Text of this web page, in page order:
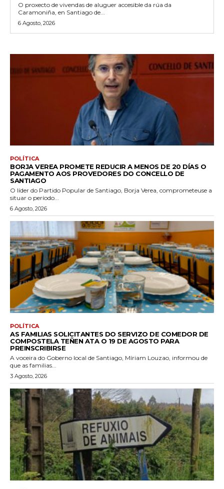
O proxecto de vivendas de aluguer accesible da rúa da
Caramoniña, en Santiago de...
6 Agosto, 2026
POLÍTICA
BORJA VEREA PROMETE REDUCIR A MENOS DE 20 DÍAS O
PAGAMENTO AOS PROVEDORES DO CONCELLO DE
SANTIAGO
O líder do Partido Popular de Santiago, Borja Verea, comprometeuse a
situar o período...
6 Agosto, 2026
POLÍTICA
AS FAMILIAS SOLICITANTES DO SERVIZO DE COMEDOR DE
COMPOSTELA TEÑEN ATA O 19 DE AGOSTO PARA
PREINSCRIBIRSE
A voceira do Goberno local de Santiago, Míriam Louzao, informou de
que as familias...
3 Agosto, 2026